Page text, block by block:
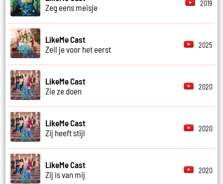
Zeg eens meisje
2019
LikeMe Cast
Zeil je voor het eerst
2025
LikeMe Cast
Zie ze doen
2020
LikeMe Cast
Zij heeft stijl
2020
LikeMe Cast
Zij is van mij
2020